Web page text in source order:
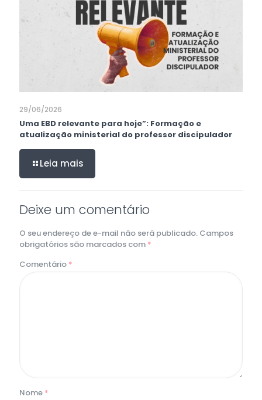
29/06/2026
Uma EBD relevante para hoje”: Formação e
atualização ministerial do professor discipulador
Leia mais
Deixe um comentário
O seu endereço de e-mail não será publicado. Campos
obrigatórios são marcados com *
Comentário *
Nome *